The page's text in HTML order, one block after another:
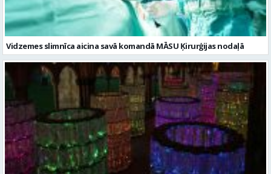
Vidzemes slimnīca aicina savā komandā MĀSU Ķirurģijas nodaļā